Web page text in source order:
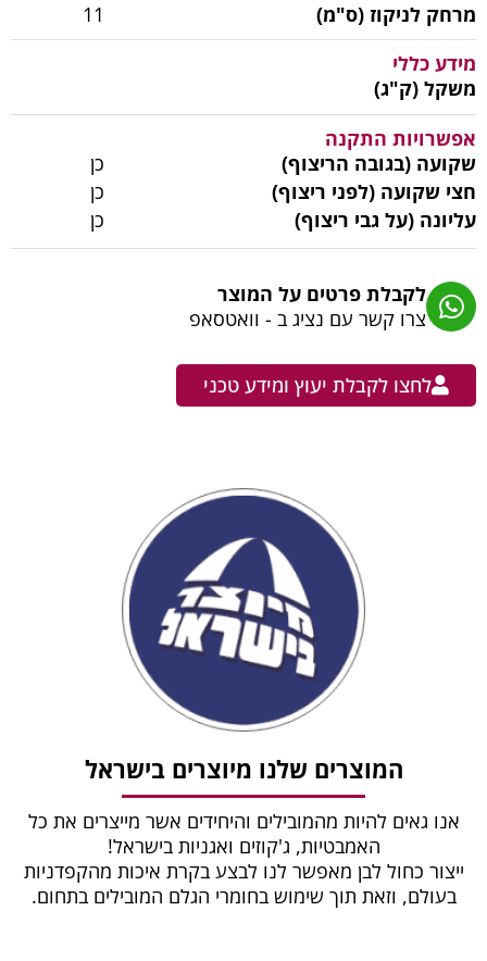
מרחק לניקוז (ס"מ)
11
מידע כללי
משקל (ק"ג)
אפשרויות התקנה
שקועה (בגובה הריצוף)
כן
חצי שקועה (לפני ריצוף)
כן
עליונה (על גבי ריצוף)
כן
לקבלת פרטים על המוצר
צרו קשר עם נציג ב - וואטסאפ
לחצו לקבלת יעוץ ומידע טכני
המוצרים שלנו מיוצרים בישראל
אנו גאים להיות מהמובילים והיחידים אשר מייצרים את כל
האמבטיות, ג'קוזים ואגניות בישראל!
ייצור כחול לבן מאפשר לנו לבצע בקרת איכות מהקפדניות
בעולם, וזאת תוך שימוש בחומרי הגלם המובילים בתחום.